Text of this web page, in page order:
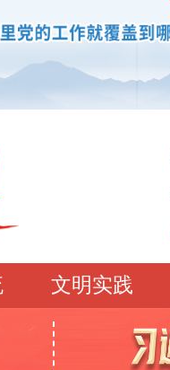
文明实践
建论坛 工作
典常读 文化